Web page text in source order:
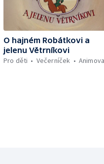
O hajném Robátkovi a
jelenu Větrníkovi
Pro děti
Večerníček